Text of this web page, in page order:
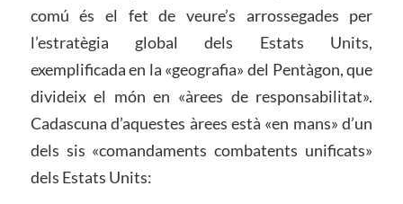
comú és el fet de veure’s arrossegades per
l’estratègia global dels Estats Units,
exemplificada en la «geografia» del Pentàgon, que
divideix el món en «àrees de responsabilitat».
Cadascuna d’aquestes àrees està «en mans» d’un
dels sis «comandaments combatents unificats»
dels Estats Units: